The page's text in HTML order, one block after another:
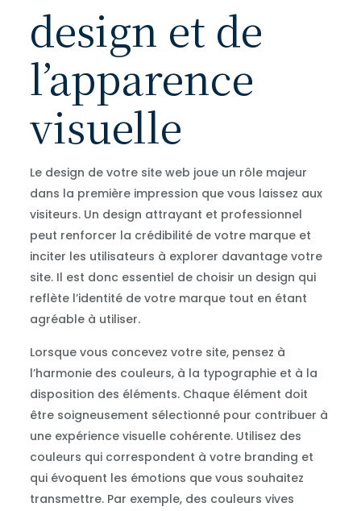
design et de
l’apparence
visuelle
Le design de votre site web joue un rôle majeur
dans la première impression que vous laissez aux
visiteurs. Un design attrayant et professionnel
peut renforcer la crédibilité de votre marque et
inciter les utilisateurs à explorer davantage votre
site. Il est donc essentiel de choisir un design qui
reflète l’identité de votre marque tout en étant
agréable à utiliser.
Lorsque vous concevez votre site, pensez à
l’harmonie des couleurs, à la typographie et à la
disposition des éléments. Chaque élément doit
être soigneusement sélectionné pour contribuer à
une expérience visuelle cohérente. Utilisez des
couleurs qui correspondent à votre branding et
qui évoquent les émotions que vous souhaitez
transmettre. Par exemple, des couleurs vives